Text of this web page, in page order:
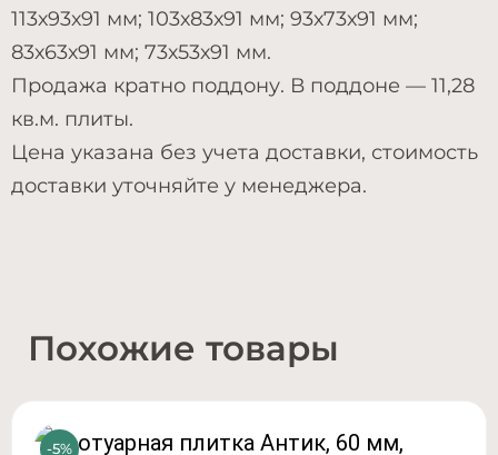
113х93х91 мм; 103х83х91 мм; 93х73х91 мм;
83х63х91 мм; 73х53х91 мм.
Продажа кратно поддону. В поддоне — 11,28
кв.м. плиты.
Цена указана без учета доставки, стоимость
доставки уточняйте у менеджера.
Похожие товары